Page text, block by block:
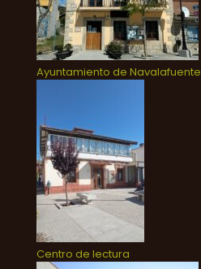
Ayuntamiento de Navalafuente
Centro de lectura